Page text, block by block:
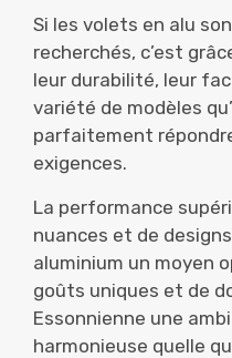
Si les volets en alu
recherchés, c’est
leur durabilité, leur
variété de modèles
parfaitement
exigences.
La performance
nuances et de
aluminium un moyen
goûts uniques et de
Essonnienne une
harmonieuse quelle